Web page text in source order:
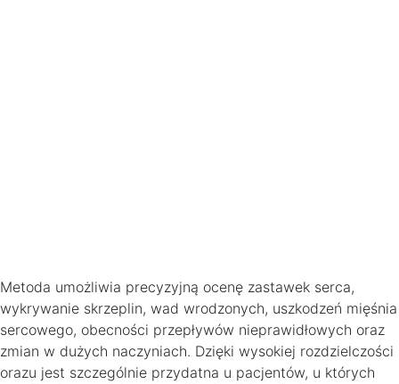
Metoda umożliwia precyzyjną ocenę zastawek serca,
wykrywanie skrzeplin, wad wrodzonych, uszkodzeń mięśnia
sercowego, obecności przepływów nieprawidłowych oraz
zmian w dużych naczyniach. Dzięki wysokiej rozdzielczości
orazu jest szczególnie przydatna u pacjentów, u których